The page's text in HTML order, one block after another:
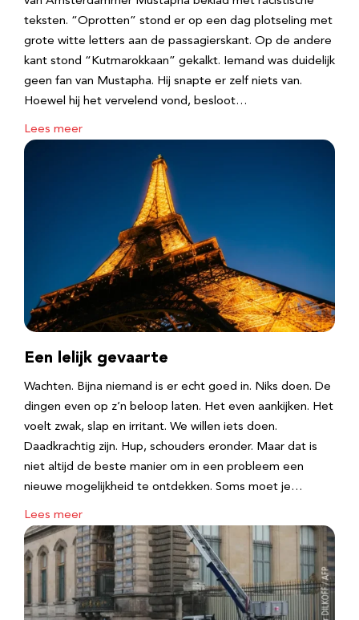
teksten. “Oprotten” stond er op een dag plotseling met
grote witte letters aan de passagierskant. Op de andere
kant stond “Kutmarokkaan” gekalkt. Iemand was duidelijk
geen fan van Mustapha. Hij snapte er zelf niets van.
Hoewel hij het vervelend vond, besloot…
Lees meer
Een lelijk gevaarte
Wachten. Bijna niemand is er echt goed in. Niks doen. De
dingen even op z’n beloop laten. Het even aankijken. Het
voelt zwak, slap en irritant. We willen iets doen.
Daadkrachtig zijn. Hup, schouders eronder. Maar dat is
niet altijd de beste manier om in een probleem een
nieuwe mogelijkheid te ontdekken. Soms moet je…
Lees meer